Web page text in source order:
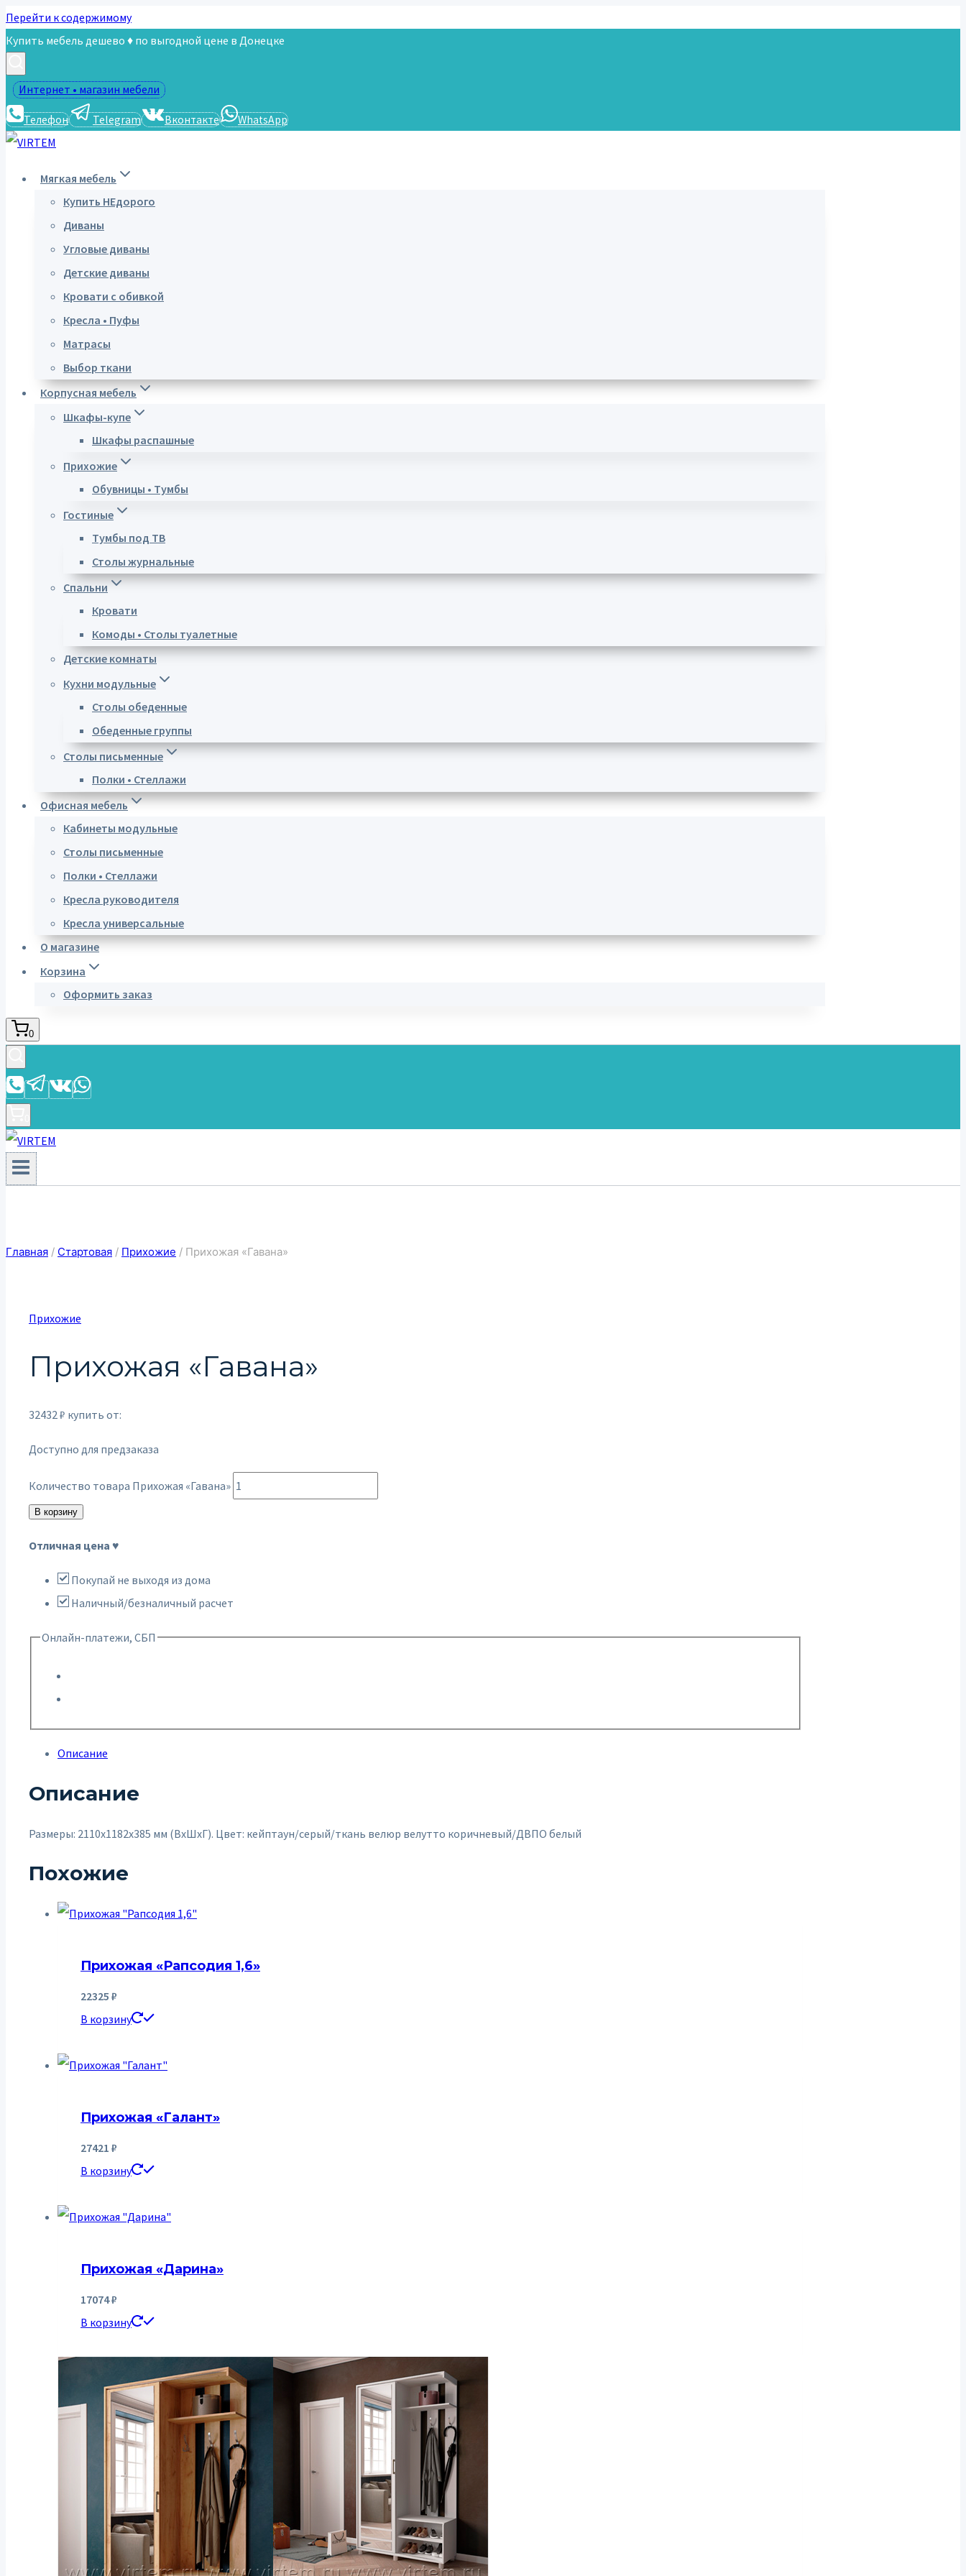
Перейти к содержимому
Купить мебель дешево ♦ по выгодной цене в Донецке
Интернет • магазин мебели
Телефон Telegram Вконтакте WhatsApp
Мягкая мебель
Купить НЕдорого
Диваны
Угловые диваны
Детские диваны
Кровати с обивкой
Кресла • Пуфы
Матрасы
Выбор ткани
Корпусная мебель
Шкафы-купе
Шкафы распашные
Прихожие
Обувницы • Тумбы
Гостиные
Тумбы под ТВ
Столы журнальные
Спальни
Кровати
Комоды • Столы туалетные
Детские комнаты
Кухни модульные
Столы обеденные
Обеденные группы
Столы письменные
Полки • Стеллажи
Офисная мебель
Кабинеты модульные
Столы письменные
Полки • Стеллажи
Кресла руководителя
Кресла универсальные
О магазине
Корзина
Оформить заказ
0
Главная / Стартовая / Прихожие / Прихожая «Гавана»
Прихожие
Прихожая «Гавана»
32432 ₽ купить от:
Доступно для предзаказа
Количество товара Прихожая «Гавана»
В корзину
Отличная цена ♥
Покупай не выходя из дома
Наличный/безналичный расчет
Онлайн-платежи, СБП
Описание
Описание
Размеры: 2110х1182х385 мм (ВхШхГ). Цвет: кейптаун/серый/ткань велюр велутто коричневый/ДВПО белый
Похожие
Прихожая «Рапсодия 1,6»
22325 ₽
В корзину
Прихожая «Галант»
27421 ₽
В корзину
Прихожая «Дарина»
17074₽
В корзину